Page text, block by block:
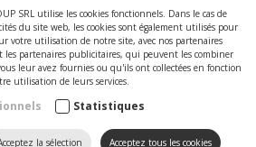
du site web par IDcreation 2023
en matière de cookies
de confidentialité
Plan du site
SRL utilise les cookies fonctionnels. Dans le cas de
du site web, les cookies sont également utilisés pour
votre utilisation de notre site, avec nos partenaires
les partenaires publicitaires, qui peuvent les combiner
leur avez fournies ou qu'ils ont collectées en fonction
utilisation de leurs services.
Statistiques
la sélection Acceptez tous les cookies
HOME TROUVEZ APPELEZ